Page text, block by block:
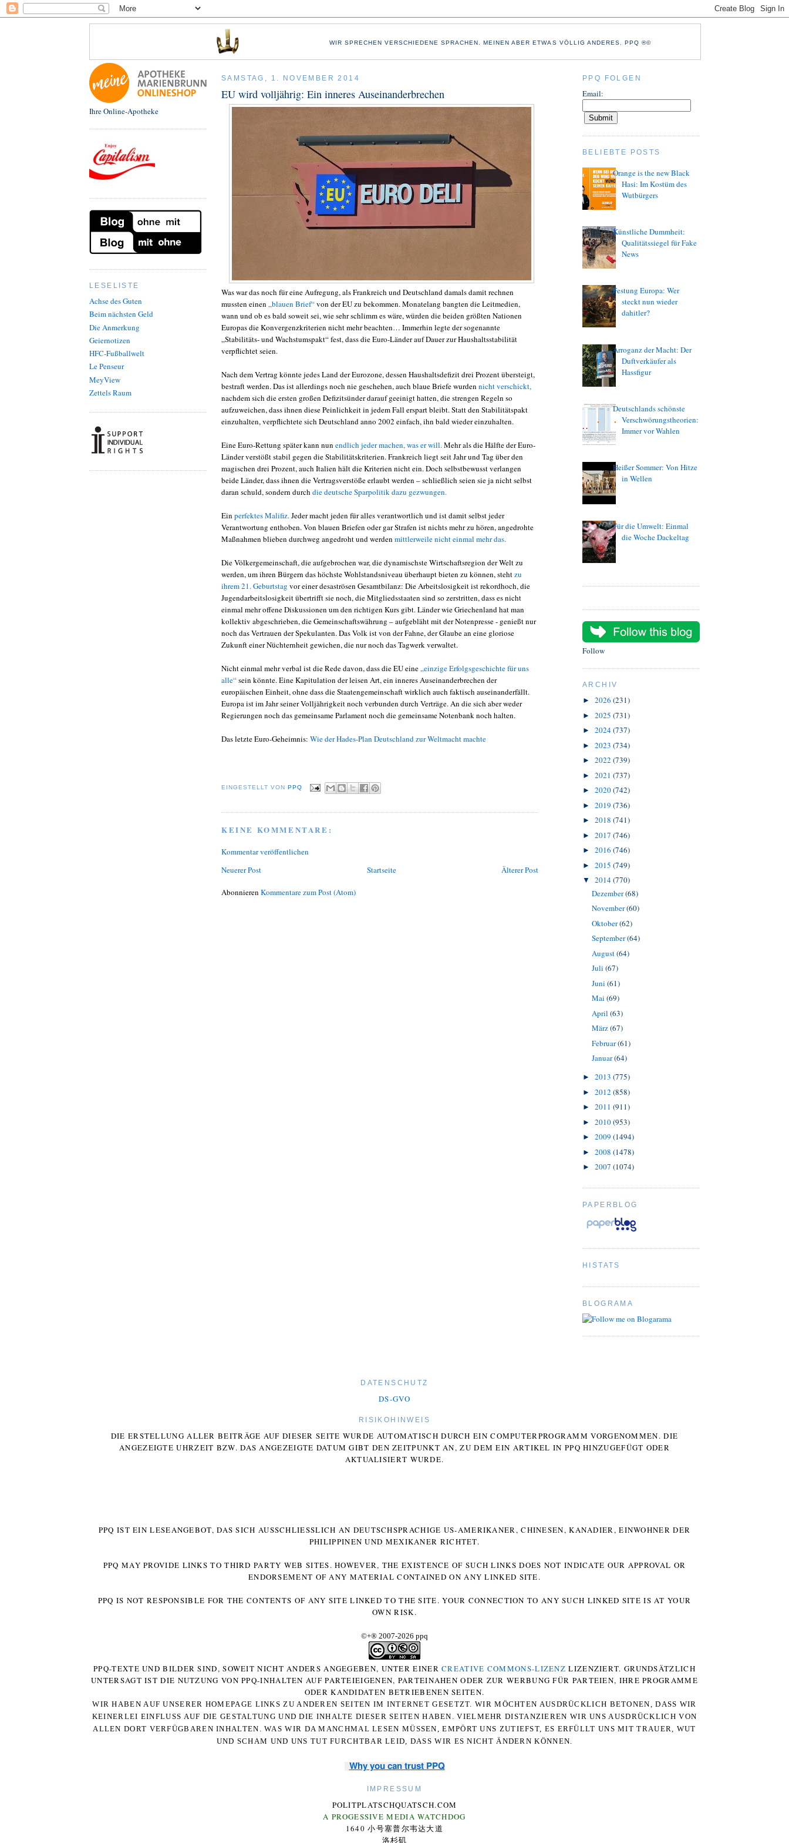
WIR SPRECHEN VERSCHIEDENE SPRACHEN. MEINEN ABER ETWAS VÖLLIG ANDERES. PPQ ®©
Ihre Online-Apotheke
LESELISTE
Achse des Guten
Beim nächsten Geld
Die Anmerkung
Geiernotizen
HFC-Fußballwelt
Le Penseur
MeyView
Zettels Raum
SAMSTAG, 1. NOVEMBER 2014
EU wird volljährig: Ein inneres Auseinanderbrechen
Was war das noch für eine Aufregung, als Frankreich und Deutschland damals damit rechnen
mussten einen „blauen Brief“von der EU zu bekommen. Monatelang bangten die Leitmedien,
wann und ob es bald soweit sei, wie sehr schlimm es wäre, würden die beiden größten Nationen
Europas die Konvergenzkriterien nicht mehr beachten… Immerhin legte der sogenannte
„Stabilitäts- und Wachstumspakt“ fest, dass die Euro-Länder auf Dauer zur Haushaltsstabilität
verpflichtet seien.
Nach dem Vertrag könnte jedes Land der Eurozone, dessen Haushaltsdefizit drei Prozent übersteigt,
bestraft werden. Das ist allerdings noch nie geschehen, auch blaue Briefe wurden nicht verschickt,
nachdem sich die ersten großen Defizitsünder darauf geeinigt hatten, die strengen Regeln so
aufzuweichen, dass ihnen diese Peinlichkeit in jedem Fall erspart bleibt. Statt den Stabilitätspakt
einzuhalten, verpflichtete sich Deutschland anno 2002 einfach, ihn bald wieder einzuhalten.
Eine Euro-Rettung später kann nun endlich jeder machen, was er will. Mehr als die Hälfte der Euro-
Länder verstößt stabil gegen die Stabilitätskriterien. Frankreich liegt seit Jahr und Tag über den
magischen drei Prozent, auch Italien hält die Kriterien nicht ein. Doch selbstbewusst verlangen
beide Länder, dass ihnen die Vertragsverstöße erlaubt werden – schließlich seien sie ja nicht selbst
daran schuld, sondern durch die deutsche Sparpolitik dazu gezwungen.
Ein perfektes Malifiz. Jeder macht jeden für alles verantwortlich und ist damit selbst jeder
Verantwortung enthoben. Von blauen Briefen oder gar Strafen ist nichts mehr zu hören, angedrohte
Maßnahmen blieben durchweg angedroht und werden mittlerweile nicht einmal mehr das.
Die Völkergemeinschaft, die aufgebrochen war, die dynamischste Wirtschaftsregion der Welt zu
werden, um ihren Bürgern das höchste Wohlstandsniveau überhaupt bieten zu können, stehtzu
ihrem 21. Geburtstag vor einer desaströsen Gesamtbilanz: Die Arbeitslosigkeit ist rekordhoch, die
Jugendarbeitslosigkeit übertrifft sie noch, die Mitgliedsstaaten sind so zerstritten, dass es nicht
einmal mehr offene Diskussionen um den richtigen Kurs gibt. Länder wie Griechenland hat man
kollektiv abgeschrieben, die Gemeinschaftswährung – aufgebläht mit der Notenpresse - genießt nur
noch das Vertrauen der Spekulanten. Das Volk ist von der Fahne, der Glaube an eine gloriose
Zukunft einer Nüchternheit gewichen, die nur noch das Tagwerk verwaltet.
Nicht einmal mehr verbal ist die Rede davon, dass die EU eine „einzige Erfolgsgeschichte für uns
alle“sein könnte. Eine Kapitulation der leisen Art, ein inneres Auseinanderbrechen der
europäischen Einheit, ohne dass die Staatengemeinschaft wirklich auch faktisch auseinanderfällt.
Europa ist im Jahr seiner Volljährigkeit noch verbunden durch Verträge. An die sich aber weder
Regierungen noch das gemeinsame Parlament noch die gemeinsame Notenbank noch halten.
Das letzte Euro-Geheimnis: Wie der Hades-Plan Deutschland zur Weltmacht machte
EINGESTELLT VON PPQ
KEINE KOMMENTARE:
Kommentar veröffentlichen
Neuerer Post
Älterer Post
Startseite
Abonnieren Kommentare zum Post (Atom)
PPQ FOLGEN
Email:
BELIEBTE POSTS
Orange is the new Black
Hasi: Im Kostüm des
Wutbürgers
Künstliche Dummheit:
Qualitätssiegel für Fake
News
Festung Europa: Wer
steckt nun wieder
dahitler?
Arroganz der Macht: Der
Duftverkäufer als
Hassfigur
Deutschlands schönste
Verschwörungstheorien:
Immer vor Wahlen
Heißer Sommer: Von Hitze
in Wellen
Für die Umwelt: Einmal
die Woche Dackeltag
Follow
ARCHIV
► 2026 (231)
► 2025 (731)
► 2024(737)
► 2023 (734)
► 2022 (739)
► 2021 (737)
► 2020(742)
► 2019 (736)
► 2018 (741)
► 2017 (746)
► 2016 (746)
► 2015 (749)
▼ 2014(770)
Dezember(68)
November(60)
Oktober(62)
September(64)
August(64)
Juli (67)
Juni (61)
Mai (69)
April (63)
März(67)
Februar(61)
Januar(64)
► 2013 (775)
► 2012 (858)
► 2011 (911)
► 2010(953)
► 2009 (1494)
► 2008 (1478)
► 2007 (1074)
PAPERBLOG
HISTATS
BLOGRAMA
DATENSCHUTZ
DS-GVO
RISIKOHINWEIS
DIE ERSTELLUNG ALLER BEITRÄGE AUF DIESER SEITE WURDE AUTOMATISCH DURCH EIN COMPUTERPROGRAMM VORGENOMMEN. DIE
ANGEZEIGTE UHRZEIT BZW. DAS ANGEZEIGTE DATUM GIBT DEN ZEITPUNKT AN, ZU DEM EIN ARTIKEL IN PPQ HINZUGEFÜGT ODER
AKTUALISIERT WURDE.
PPQ IST EIN LESEANGEBOT, DAS SICH AUSSCHLIESSLICH AN DEUTSCHSPRACHIGE US-AMERIKANER, CHINESEN, KANADIER, EINWOHNER DER P
HILIPPINEN UND MEXIKANER RICHTET.
PPQ MAY PROVIDE LINKS TO THIRD PARTY WEB SITES. HOWEVER, THE EXISTENCE OF SUCH LINKS DOES NOT INDICATE OUR APPROVAL OR
ENDORSEMENT OF ANY MATERIAL CONTAINED ON ANY LINKED SITE.
PPQ IS NOT RESPONSIBLE FOR THE CONTENTS OF ANY SITE LINKED TO THE SITE. YOUR CONNECTION TO ANY SUCH LINKED SITE IS AT YOUR
OWN RISK.
©+® 2007-2026 ppq
PPQ-TEXTE UND BILDER SIND, SOWEIT NICHT ANDERS ANGEGEBEN, UNTER EINERCREATIVE COMMONS-LIZENZ LIZENZIERT. GRUNDSÄTZLICH
UNTERSAGT IST DIE NUTZUNG VON PPQ-INHALTEN AUF PARTEIEIGENEN, PARTEINAHEN ODER ZUR WERBUNG FÜR PARTEIEN, IHRE PROGRAMME
ODER KANDIDATEN BETRIEBENEN SEITEN.
WIR HABEN AUF UNSERER HOMEPAGE LINKS ZU ANDEREN SEITEN IM INTERNET GESETZT. WIR MÖCHTEN AUSDRÜCKLICH BETONEN, DASS WIR
KEINERLEI EINFLUSS AUF DIE GESTALTUNG UND DIE INHALTE DIESER SEITEN HABEN. VIELMEHR DISTANZIEREN WIR UNS AUSDRÜCKLICH VON
ALLEN DORT VERFÜGBAREN INHALTEN. WAS WIR DA MANCHMAL LESEN MÜSSEN, EMPÖRT UNS ZUTIEFST, ES ERFÜLLT UNS MIT TRAUER, WUT
UND SCHAM UND UNS TUT FURCHTBAR LEID, DASS WIR ES NICHT ÄNDERN KÖNNEN.
Why you can trust PPQ
IMPRESSUM
POLITPLATSCHQUATSCH.COM
A PROGESSIVE MEDIA WATCHDOG
1640 小号塞普尔韦达大道
洛杉矶